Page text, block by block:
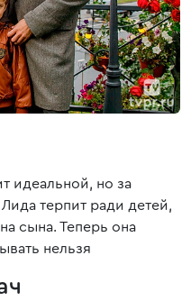
идеальной, но за
терпит ради детей,
сына. Теперь она
нельзя